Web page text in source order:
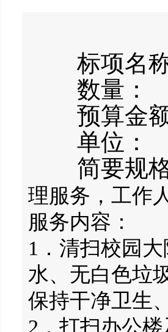
标项名
数量：
预算金
单位：
简要规
理服务，工作
服务内容：
1．清扫校园
水、无白色垃
保持干净卫生
2．打扫办公